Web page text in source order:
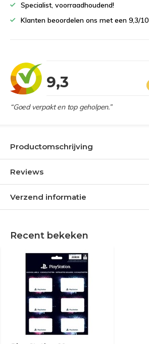
Specialist, voorraadhoudend!
Klanten beoordelen ons met een 9,3/10
9,3
“Goed verpakt en top geholpen.”
Productomschrijving
Reviews
Verzend informatie
Recent bekeken